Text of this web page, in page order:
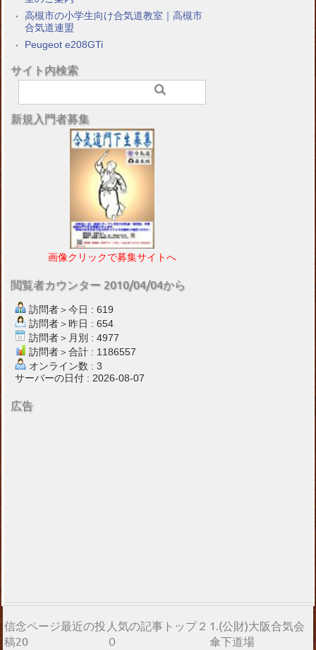
高槻市の小学生向け合気道教室｜高槻市
合気道連盟
Peugeot e208GTi
サイト内検索
新規入門者募集
画像クリックで募集サイトへ
閲覧者カウンター 2010/04/04から
訪問者＞今日 : 619
訪問者＞昨日 : 654
訪問者＞月別 : 4977
訪問者＞合計 : 1186557
オンライン数 : 3
サーバーの日付 : 2026-08-07
広告
信念ページ最近の投
稿20
人気の記事トップ２
０
1.(公財)大阪合気会
傘下道場